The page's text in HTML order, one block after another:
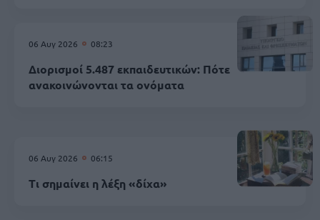
06 Αυγ 2026 08:23
Διορισμοί 5.487 εκπαιδευτικών: Πότε
ανακοινώνονται τα ονόματα
06 Αυγ 2026 06:15
Τι σημαίνει η λέξη «δίχα»